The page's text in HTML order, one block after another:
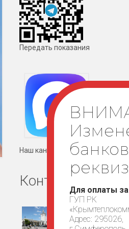
Передать показания
Наш канал в мессенджере MAX
Контакты
Для оплаты за
ГУП РК
Адрес: 295026,